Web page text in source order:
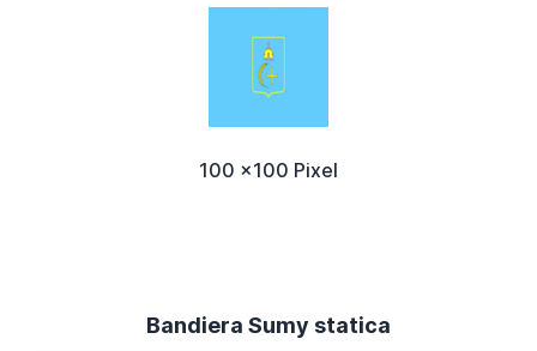
100 x100 Pixel
Bandiera Sumy statica